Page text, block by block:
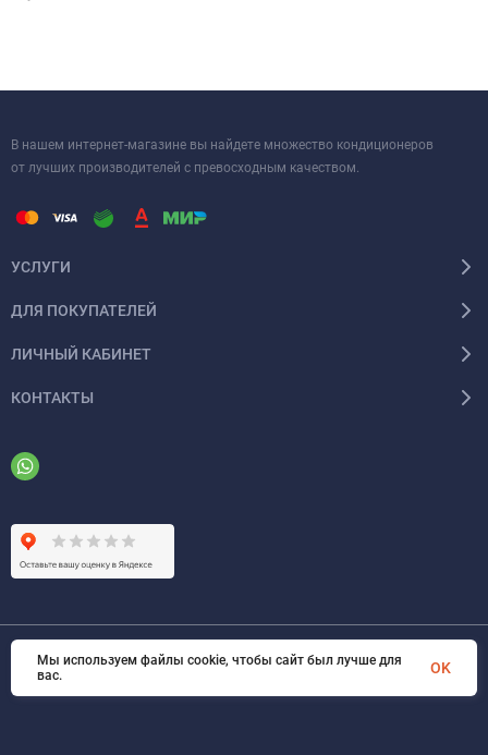
В нашем интернет-магазине вы найдете множество кондиционеров
от лучших производителей с превосходным качеством.
УСЛУГИ
ДЛЯ ПОКУПАТЕЛЕЙ
ЛИЧНЫЙ КАБИНЕТ
КОНТАКТЫ
© 2026 ООО «ФАЗИНЖИНИРИНГ». Все права защищены
Мы используем файлы cookie, чтобы сайт был лучше для
вас.
OK